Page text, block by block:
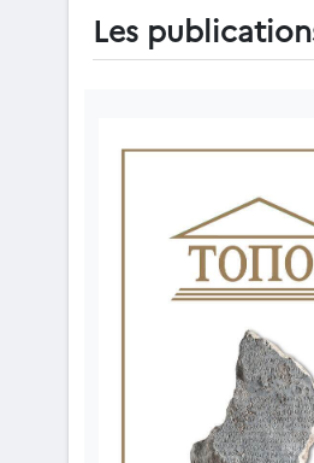
Les